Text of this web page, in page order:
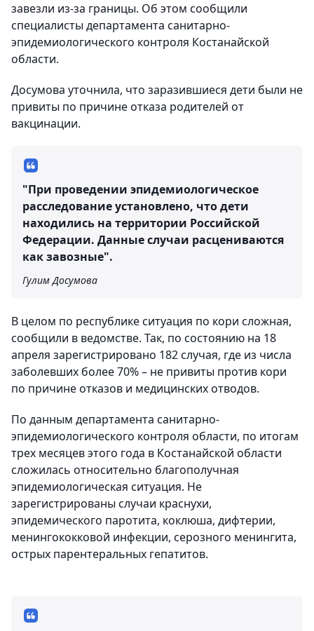
завезли из-за границы. Об этом сообщили
специалисты департамента санитарно-
эпидемиологического контроля Костанайской
области.
Досумова уточнила, что заразившиеся дети были не
привиты по причине отказа родителей от
вакцинации.
"При проведении эпидемиологическое
расследование установлено, что дети
находились на территории Российской
Федерации. Данные случаи расцениваются
как завозные".
Гулим Досумова
В целом по республике ситуация по кори сложная,
сообщили в ведомстве. Так, по состоянию на 18
апреля зарегистрировано 182 случая, где из числа
заболевших более 70% – не привиты против кори
по причине отказов и медицинских отводов.
По данным департамента санитарно-
эпидемиологического контроля области, по итогам
трех месяцев этого года в Костанайской области
сложилась относительно благополучная
эпидемиологическая ситуация. Не
зарегистрированы случаи краснухи,
эпидемического паротита, коклюша, дифтерии,
менингококковой инфекции, серозного менингита,
острых парентеральных гепатитов.